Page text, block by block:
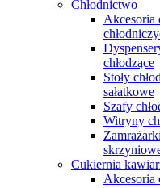
Chłodnictwo
Akcesoria
chłodzące
Stoły
sałatkowe
Szafy
Witryny
Cukiernia
Akcesoria